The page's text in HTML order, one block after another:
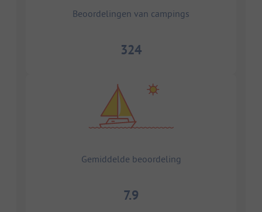
Beoordelingen van campings
324
Gemiddelde beoordeling
7.9